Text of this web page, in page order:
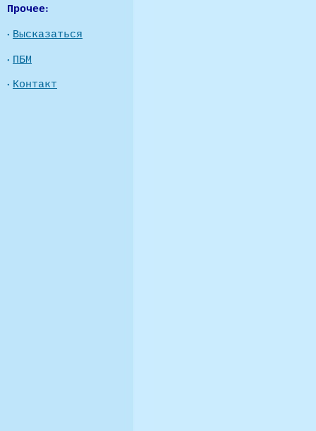
Прочее:
· Высказаться
· ПБМ
· Контакт